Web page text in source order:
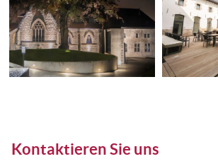
Kontaktieren Sie uns